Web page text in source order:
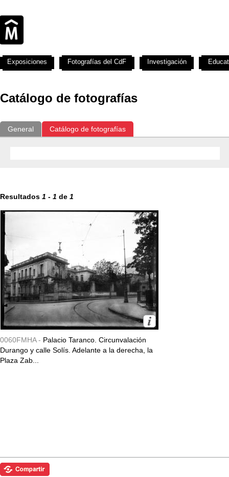
Catálogo de fotografías
General Catálogo de fotografías
Resultados 1 - 1 de 1
0060FMHA - Palacio Taranco. Circunvalación
Durango y calle Solís. Adelante a la derecha, la
Plaza Zab...
Exposiciones Fotografías del CdF Investigación